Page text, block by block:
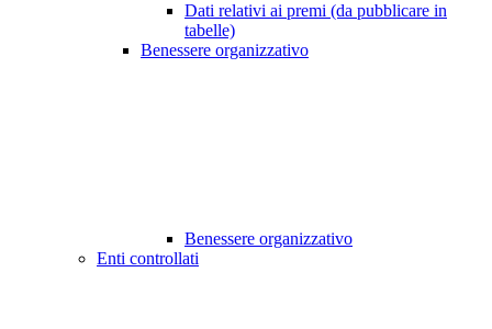
Dati relativi ai premi (da pubblicare in
tabelle)
Benessere organizzativo
Benessere organizzativo
Enti controllati